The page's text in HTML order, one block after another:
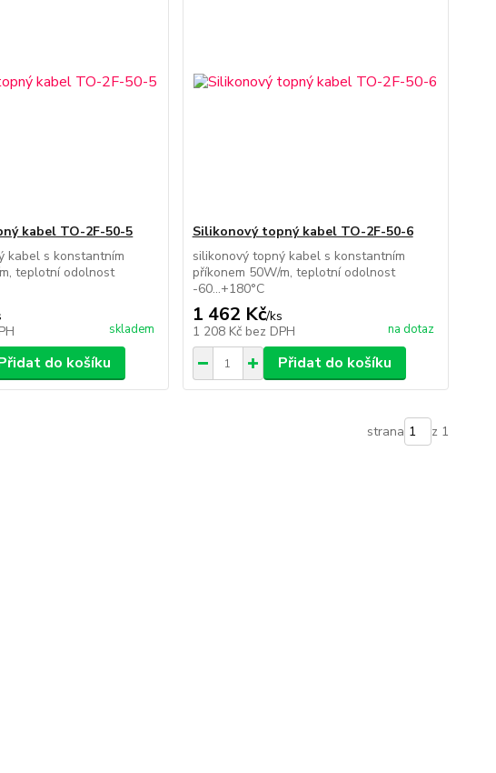
kabel TO-2F-50-5
kabel s konstantním
teplotní odolnost
skladem
do košíku
Silikonový topný kabel TO-2F-50-6
silikonový topný kabel s konstantním
příkonem 50W/m, teplotní odolnost
-60...+180°C
1 462 Kč/ks
1 208 Kč bez DPH na dotaz
Přidat do košíku
strana z 1